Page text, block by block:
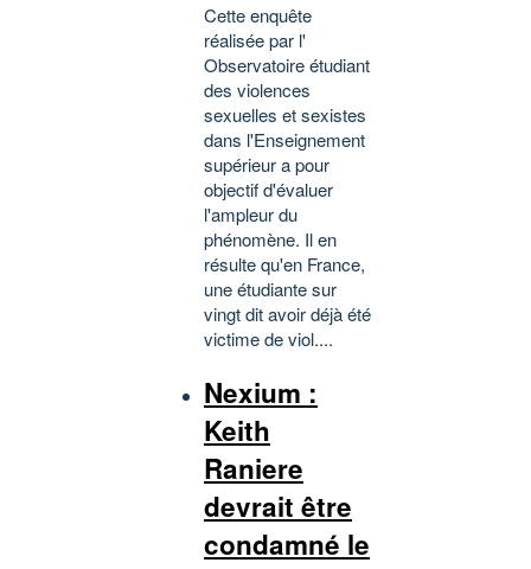
Cette enquête
réalisée par l'
Observatoire étudiant
des violences
sexuelles et sexistes
dans l'Enseignement
supérieur a pour
objectif d'évaluer
l'ampleur du
phénomène. Il en
résulte qu'en France,
une étudiante sur
vingt dit avoir déjà été
victime de viol....
Nexium :
Keith
Raniere
devrait être
condamné le